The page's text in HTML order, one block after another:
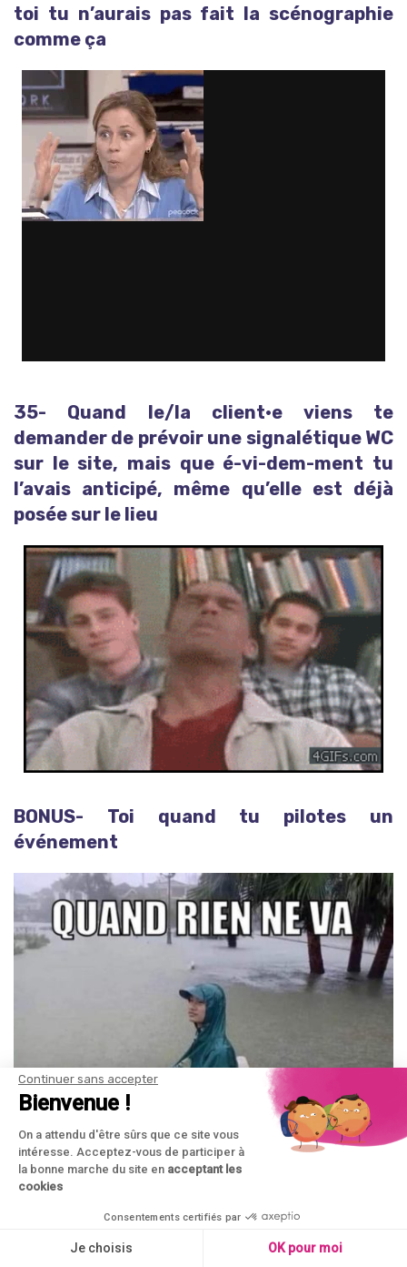
Continuer sans accepter
Bienvenue !
On a attendu d'être sûrs que ce site vous
intéresse. Acceptez-vous de participer à
la bonne marche du site en acceptant les
cookies
Consentements certifiés par
Je choisis OK pour moi
toi tu n’aurais pas fait la scénographie
comme ça
35- Quand le/la client·e viens te
demander de prévoir une signalétique WC
sur le site, mais que é-vi-dem-ment tu
l’avais anticipé, même qu’elle est déjà
posée sur le lieu
BONUS- Toi quand tu pilotes un
événement